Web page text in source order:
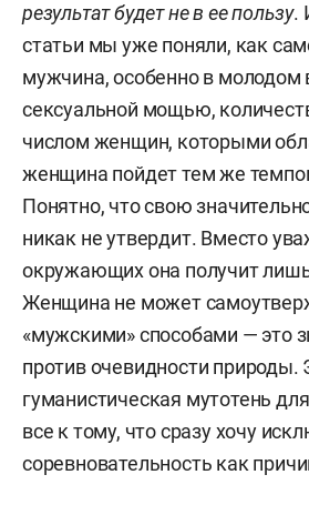
результат будет не в ее пользу.
статьи мы уже поняли, как
мужчина, особенно в молодом
сексуальной мощью,
числом женщин, которыми
женщина пойдет тем же
Понятно, что свою
никак не утвердит. Вместо
окружающих она получит
Женщина не может
«мужскими» способами — это
против очевидности природы.
гуманистическая мутотень
все к тому, что сразу хочу
соревновательность как